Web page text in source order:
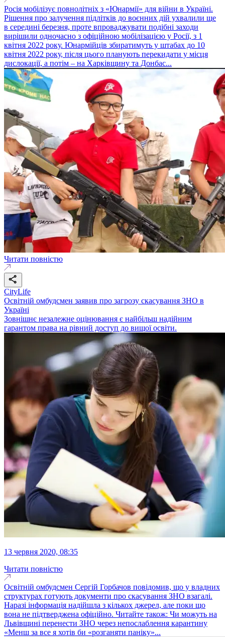
Росія мобілізує повнолітніх з «Юнармії» для війни в Україні.
Рішення про залучення підлітків до воєнних дій ухвалили ще
в середині березня, проте впроваджувати подібні заходи
вирішили одночасно з офіційною мобілізацією у Росії, з 1
квітня 2022 року. Юнармійців збиратимуть у штабах до 10
квітня 2022 року, після цього планують перекидати у місця
дислокації, а потім – на Харківщину та Донбас...
Читати повністю
CityLife
Освітній омбудсмен заявив про загрозу скасування ЗНО в
Україні
Зовнішнє незалежне оцінювання є найбільш надійним
гарантом права на рівний доступ до вищої освіти.
13 червня 2020, 08:35
Читати повністю
Освітній омбудсмен Сергій Горбачов повідомив, що у владних
структурах готують документи про скасування ЗНО взагалі.
Наразі інформація надійшла з кількох джерел, але поки що
вона не підтверджена офіційно. Читайте також: Чи можуть на
Львівщині перенести ЗНО через непослаблення карантину
«Менш за все я хотів би «розганяти паніку»...